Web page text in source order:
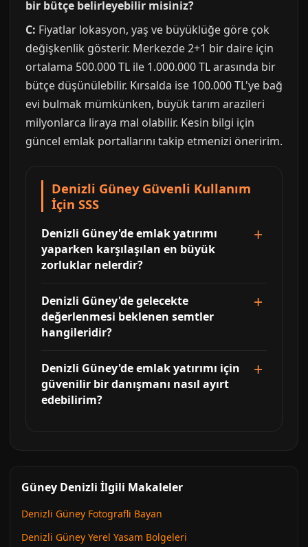
bir bütçe belirleyebilir misiniz?
C: Fiyatlar lokasyon, yaş ve büyüklüğe göre çok
değişkenlik gösterir. Merkezde 2+1 bir daire için
ortalama 500.000 TL ile 1.000.000 TL arasında bir
bütçe düşünülebilir. Kırsalda ise 100.000 TL'ye bağ
evi bulmak mümkünken, büyük tarım arazileri
milyonlarca liraya mal olabilir. Kesin bilgi için
güncel emlak portallarını takip etmenizi öneririm.
Denizli Güney Güvenli Kullanım
İçin SSS
Denizli Güney'de emlak yatırımı
yaparken karşılaşılan en büyük
zorluklar nelerdir?
Denizli Güney'de gelecekte
değerlenmesi beklenen semtler
hangileridir?
Denizli Güney'de emlak yatırımı için
güvenilir bir danışmanı nasıl ayırt
edebilirim?
Güney Denizli İlgili Makaleler
Denizli Güney Fotografli Bayan
Denizli Güney Yerel Yasam Bolgeleri